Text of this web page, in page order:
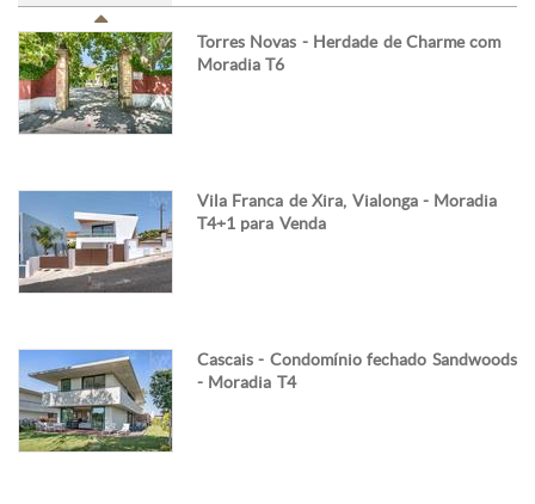
Torres Novas - Herdade de Charme com
Moradia T6
Vila Franca de Xira, Vialonga - Moradia
T4+1 para Venda
Cascais - Condomínio fechado Sandwoods
- Moradia T4